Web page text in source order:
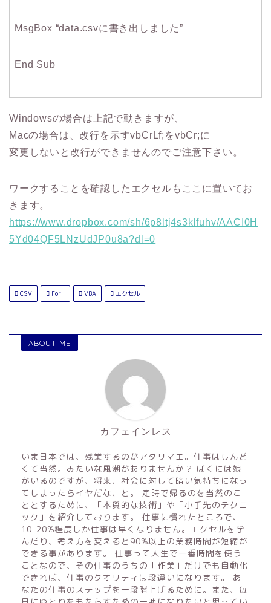
MsgBox “data.csvに書き出しました”
End Sub
Windowsの場合は上記で動きますが、
Macの場合は、改行を示すvbCrLf;をvbCr;に
変更しないと改行ができませんのでご注意下さい。
ワークすることを確認したエクセルもここに置いてお
きます。
https://www.dropbox.com/sh/6p8ltj4s3klfuhv/AACI0H
5Yd04QF5LNzUdJP0u8a?dl=0
CSV For i VBA エクセル
ABOUT ME
カフェインレス
いま日本では、残業するのがアタリマエ。仕事はしんど
くて当然。みたいな風潮がありませんか？ ぼくには娘
がいるのですが、将来、社会に対して暗い気持ちになっ
てしまったらイヤだな、と。 定時で帰るのを当然のこ
ととするために、「本質的な技術」や「小手先のテクニ
ック」を紹介しております。 仕事に慣れたところで、
10-20%程度しか仕事は早くなりません。エクセルを学
んだり、考え方を変えると90%以上の業務時間が短縮が
できる事があります。 仕事って人生で一番時間を使う
ことなので、その仕事のうちの「作業」だけでも自動化
できれば、仕事のクオリティは段違いになります。 あ
なたの仕事のステップを一段階上げるために。また、毎